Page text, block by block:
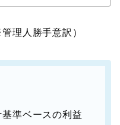
理人勝手意訳）
準ベースの利益